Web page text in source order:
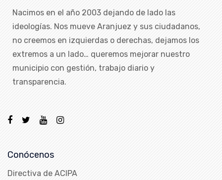
Nacimos en el año 2003 dejando de lado las
ideologías. Nos mueve Aranjuez y sus ciudadanos,
no creemos en izquierdas o derechas, dejamos los
extremos a un lado… queremos mejorar nuestro
municipio con gestión, trabajo diario y
transparencia.
Conócenos
Directiva de ACIPA